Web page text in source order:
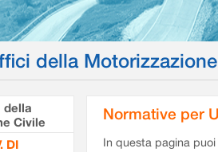
della
della
Civile
DI
Normative per
In questa pagina